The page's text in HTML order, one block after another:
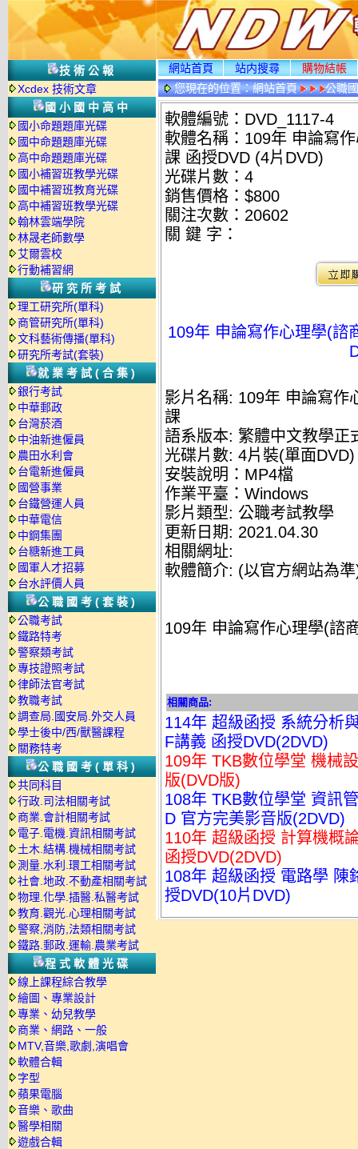
技術公報
Xcdex 技術文章
國小國中高中
國小命題題庫光碟
國中命題題庫光碟
高中命題題庫光碟
國小補習班教學光碟
國中補習班教育光碟
高中補習班教學光碟
翰林雲端學院
林晟老師數學
艾爾雲校
行動補習網
研究所考試
理工研究所(單科)
商管研究所(單科)
文科藝術傳播(單科)
研究所考試(套裝)
就業考試(合集)
銀行考試
中華郵政
台灣菸酒
中油新進僱員
農田水利會
台電新進僱員
國營事業
台鐵營運人員
中華電信
中鋼集團
台糖新進工員
國軍人才招募
台水評價人員
公職國考(套裝)
公職考試
鐵路特考
警察類考試
專技證照考試
律師法官考試
教職考試
調查局.國安局.外交人員
學士後中/西/獸醫課程
關務特考
公職國考(單科)
共同科目
行政.司法相關考試
商業.會計相關考試
電子.電機.資訊相關考試
土木.結構.機械相關考試
測量.水利.環工相關考試
社會.地政.不動產相關考試
物理.化學.插醫.私醫考試
教育.觀光.心理相關考試
警察,消防,法類相關考試
鐵路.郵政.運輸.農業考試
程式軟體光碟
線上課程綜合教學
繪圖、專業設計
專業、幼兒教學
商業、網路、一般
MTV,音樂,歌劇,演唱會
軟體合輯
字型
蘋果電腦
音樂、歌曲
醫學相關
遊戲合輯
網站首頁 站内搜尋
購物結帳
您現在的位置：網站首頁
公職
光碟詳情
軟體編號：DVD_1117-4
軟體名稱：109年 申論寫
課 函授DVD (4片DVD)
光碟片數：4
銷售價格：$800
關注次數： 20602
關 鍵 字：
109年 申論寫作心理學(諮
影片名稱: 109年 申論寫作
課
語系版本: 繁體中文教學正
光碟片數: 4片裝(單面DVD)
安裝說明：MP4檔
作業平臺：Windows
影片類型: 公職考試教學
更新日期: 2021.04.30
相關網址:
軟體簡介: (以官方網站為
109年 申論寫作心理學(諮
相關商品:
114年 超級函授 系統分析
F講義 函授DVD(2DVD)
109年 TKB數位學堂 機械
版(DVD版)
108年 TKB數位學堂 資訊
D 官方完美影音版(2DVD)
110年 超級函授 計算機概
函授DVD(2DVD)
108年 超級函授 電路學 陳
授DVD(10片DVD)